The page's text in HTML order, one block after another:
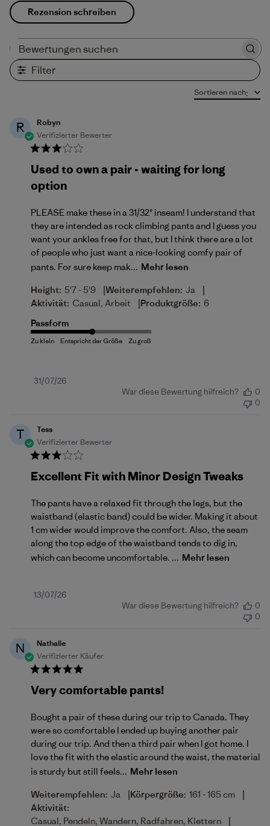
Rezension schreiben
Filter
Sortieren nach:
R
Robyn
Verifizierter Bewerter
Used to own a pair - waiting for long
option
PLEASE make these in a 31/32" inseam! I understand that
they are intended as rock climbing pants and I guess you
want your ankles free for that, but I think there are a lot
of people who just want a nice-looking comfy pair of
pants. For sure keep mak... Mehr lesen
Height: 5'7 - 5'9 |Weiterempfehlen: Ja |
Aktivität: Casual, Arbeit |Produktgröße: 6
Passform
Veröffentlichungsdatum
31/07/26
War diese Bewertung hilfreich?
0
0
T
Tess
Verifizierter Bewerter
Excellent Fit with Minor Design Tweaks
The pants have a relaxed fit through the legs, but the
waistband (elastic band) could be wider. Making it about
1 cm wider would improve the comfort. Also, the seam
along the top edge of the waistband tends to dig in,
which can become uncomfortable. ... Mehr lesen
Veröffentlichungsdatum
13/07/26
War diese Bewertung hilfreich?
0
0
N
Nathalie
Verifizierter Käufer
Very comfortable pants!
Bought a pair of these during our trip to Canada. They
were so comfortable I ended up buying another pair
during our trip. And then a third pair when I got home. I
love the fit with the elastic around the waist, the material
is sturdy but still feels... Mehr lesen
Weiterempfehlen: Ja |Körpergröße: 161 - 165 cm |
Aktivität:
Casual, Pendeln, Wandern, Radfahren, Klettern
|